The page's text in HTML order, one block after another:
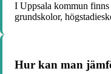
I Uppsala kommun
grundskolor,
Hur kan man